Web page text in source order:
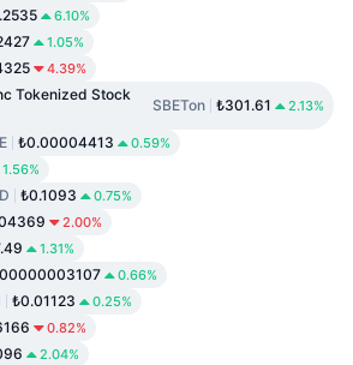
6.10%
1.05%
4.39%
Tokenized Stock
SBETon ₺301.61 2.13%
₺0.00004413 0.59%
1.56%
₺0.1093 0.75%
2.00%
1.31%
0.66%
₺0.01123 0.25%
0.82%
2.04%